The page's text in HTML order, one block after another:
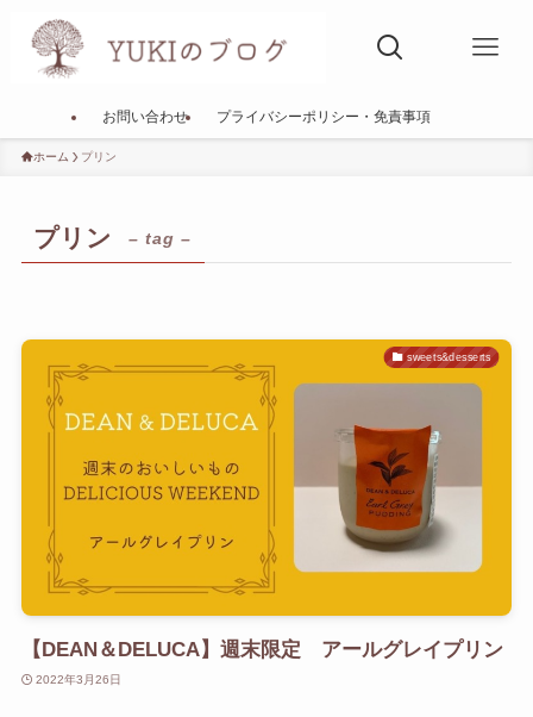
お問い合わせ プライバシーポリシー・免責事項
ホーム プリン
プリン – tag –
sweets&desserts
【DEAN＆DELUCA】週末限定 アールグレイプリン
2022年3月26日